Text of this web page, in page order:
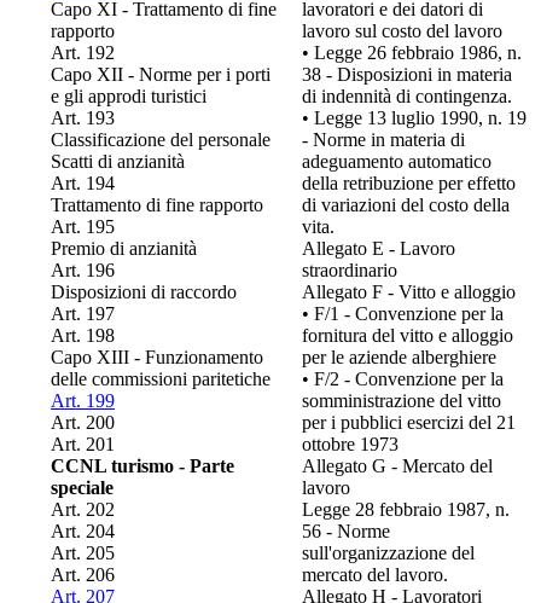
Capo XI - Trattamento di fine
rapporto
Art. 192
Capo XII - Norme per i porti
e gli approdi turistici
Art. 193
Classificazione del personale
Scatti di anzianità
Art. 194
Trattamento di fine rapporto
Art. 195
Premio di anzianità
Art. 196
Disposizioni di raccordo
Art. 197
Art. 198
Capo XIII - Funzionamento
delle commissioni paritetiche
Art. 199
Art. 200
Art. 201
CCNL turismo - Parte
speciale
Art. 202
Art. 204
Art. 205
Art. 206
Art. 207
lavoratori e dei datori di
lavoro sul costo del lavoro
• Legge 26 febbraio 1986, n.
38 - Disposizioni in materia
di indennità di contingenza.
• Legge 13 luglio 1990, n. 19
- Norme in materia di
adeguamento automatico
della retribuzione per effetto
di variazioni del costo della
vita.
Allegato E - Lavoro
straordinario
Allegato F - Vitto e alloggio
• F/1 - Convenzione per la
fornitura del vitto e alloggio
per le aziende alberghiere
• F/2 - Convenzione per la
somministrazione del vitto
per i pubblici esercizi del 21
ottobre 1973
Allegato G - Mercato del
lavoro
Legge 28 febbraio 1987, n.
56 - Norme
sull'organizzazione del
mercato del lavoro.
Allegato H - Lavoratori